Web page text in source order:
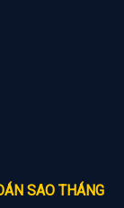
SAO THÁNG